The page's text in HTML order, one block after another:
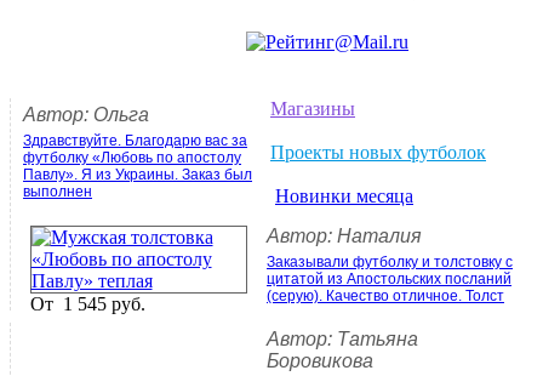
Магазины
Проекты новых футболок
Новинки месяца
От 1 545 руб.
Автор: Ольга
Здравствуйте. Благодарю вас за
футболку «Любовь по апостолу
Павлу». Я из Украины. Заказ был
выполнен
Автор: Наталия
Заказывали футболку и толстовку с
цитатой из Апостольских посланий
(серую). Качество отличное. Толст
Автор: Татьяна
Боровикова